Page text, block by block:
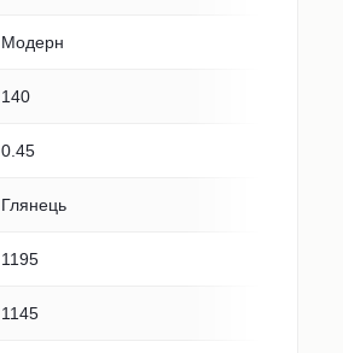
Модерн
140
0.45
Глянець
1195
1145